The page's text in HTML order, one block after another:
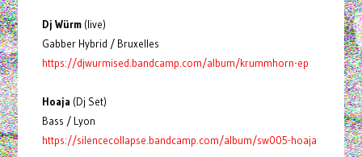
Dj Würm(live)
Gabber Hybrid / Bruxelles
https://djwurmised.bandcamp.com/album/krummhorn-ep
Hoaja (Dj Set)
Bass / Lyon
https://silencecollapse.bandcamp.com/album/sw005-hoaja